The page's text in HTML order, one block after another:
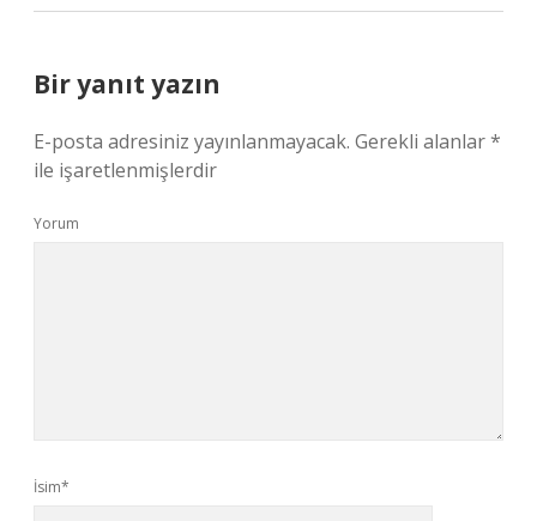
Bir yanıt yazın
E-posta adresiniz yayınlanmayacak. Gerekli alanlar*
ile işaretlenmişlerdir
Yorum
İsim*